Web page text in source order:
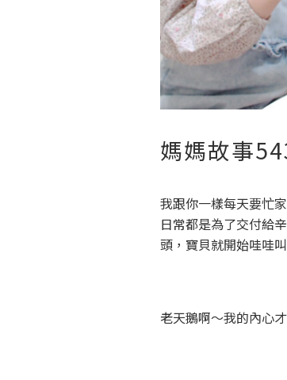
媽媽故事
我跟你一樣每天要忙
日常都是為了交付給
頭，寶貝就開始哇哇
老天鵝啊～我的內心